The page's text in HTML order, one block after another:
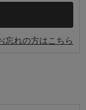
忘れの方はこちら